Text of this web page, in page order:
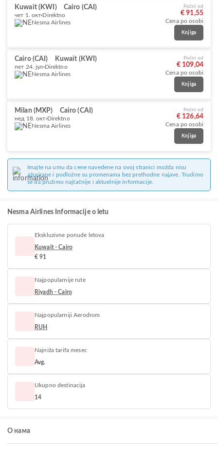
Kuwait (KWI) Cairo (CAI)
чет 1. окт Direktno
Nesma Airlines
Počni od
€ 91,55
Cena po osobi
Knjiga
Cairo (CAI) Kuwait (KWI)
пет 24. јул Direktno
Nesma Airlines
Počni od
€ 109,04
Cena po osobi
Knjiga
Milan (MXP) Cairo (CAI)
нед 18. окт Direktno
Nesma Airlines
Počni od
€ 126,64
Cena po osobi
Knjiga
Imajte na umu da cene navedene na ovoj stranici možda nisu
ažurirane i podložne su promenama bez prethodne najave. Trudimo
se da pružimo najtačnije i aktuelnije informacije.
Nesma Airlines Informacije o letu
Ekskluzivne ponude letova
Kuwait - Cairo
€ 91
Najpopularnije rute
Riyadh - Cairo
Najpopularniji Aerodrom
RUH
Najniža tarifa mesec
Avg.
Ukupno destinacija
14
О нама